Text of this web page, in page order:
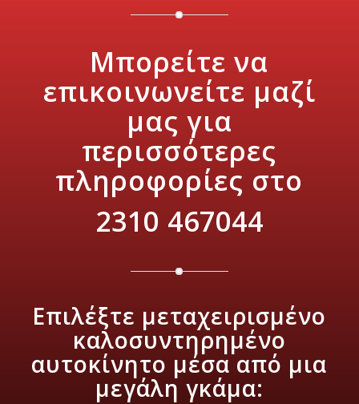
Μπορείτε να
επικοινωνείτε μαζί
μας για
περισσότερες
πληροφορίες στο
2310 467044
Επιλέξτε μεταχειρισμένο
καλοσυντηρημένο
αυτοκίνητο μέσα από μια
μεγάλη γκάμα: